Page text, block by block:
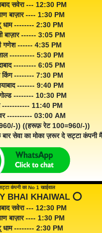
सवेरा --- 12:30 PM
बाज़ार ---- 1:30 PM
धाम -------- 2:30 PM
बाज़ार ------ 3:05 PM
गणेश ------ 4:35 PM
---------- 5:30 PM
--------- 6:05 PM
किंग -------- 7:30 PM
------- 9:40 PM
-------- 10:30 PM
----------- 11:40 PM
---------- 03:00 AM
)) ((हरूफ़ रेट 100=960/-))
सेवा का मोका ज़रूर दे सट्टा कंपनी
कंपनी का No 1 खाईवाल
BHAI KHAIWAL ⭕️
सवेरा --- 12:30 PM
बाज़ार ---- 1:30 PM
धाम -------- 2:30 PM